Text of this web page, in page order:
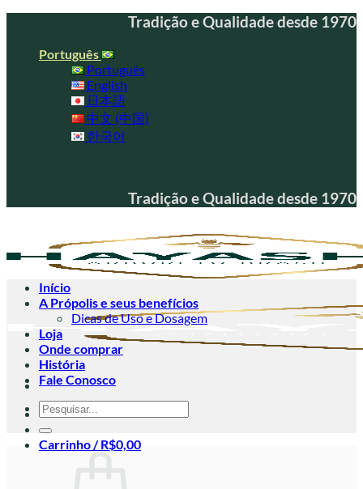
content
Tradição e Qualidade desde 1970
Português
Português
English
日本語
中文 (中国)
한국어
Tradição e Qualidade desde 1970
Carrinho /R$0,00
Início
A Própolis e seus benefícios
Dicas de Uso e Dosagem
Loja
Onde comprar
História
Fale Conosco
Pesquisar
por: